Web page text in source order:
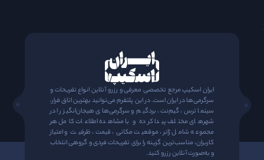
ایران اسکیپ مرجع تخصصی معرفی و رزرو آنلاین انواع تفریحات و
سرگرمی‌ها در ایران است. در این پلتفرم می‌توانید بهترین اتاق فرار،
سینما ترس، گیم‌نت، بردگیم و سرگرمی‌های هیجان‌انگیز را در
شهرهای مختلف پیدا کرده و با مشاهده اطلاعات کامل هر
مجموعه شامل ژانر، موقعیت مکانی، قیمت، ظرفیت و امتیاز
کاربران، مناسب‌ترین گزینه را برای تفریحات فردی و گروهی انتخاب
و به‌صورت آنلاین رزرو کنید.